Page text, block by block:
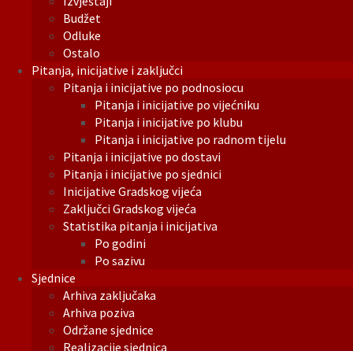
Budžet
Odluke
Ostalo
Pitanja, inicijative i zaključci
Pitanja i inicijative po podnosiocu
Pitanja i inicijative po vijećniku
Pitanja i inicijative po klubu
Pitanja i inicijative po radnom tijelu
Pitanja i inicijative po dostavi
Pitanja i inicijative po sjednici
Inicijative Gradskog vijeća
Zaključci Gradskog vijeća
Statistika pitanja i inicijativa
Po godini
Po sazivu
Sjednice
Arhiva zaključaka
Arhiva poziva
Održane sjednice
Realizacije sjednica